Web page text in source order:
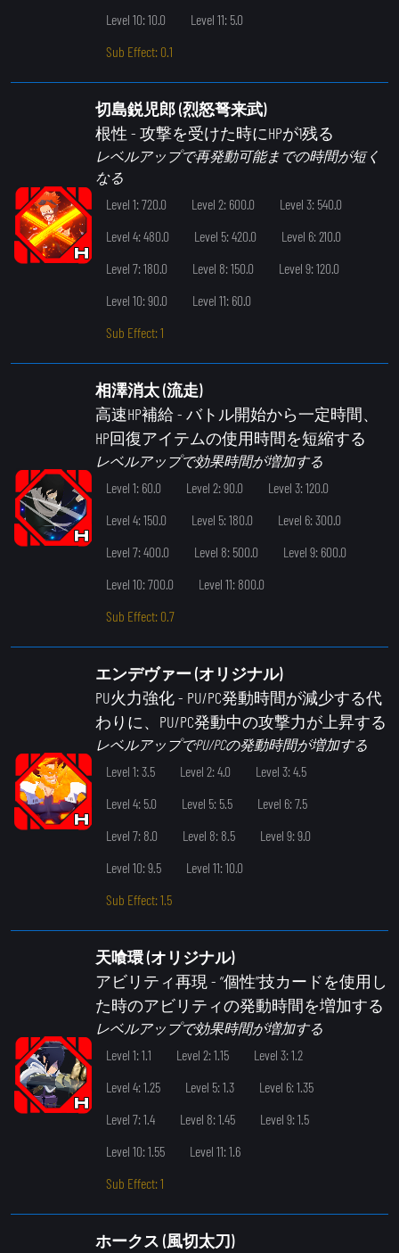
Level 10: 10.0
Level 11: 5.0
Sub Effect: 0.1
切島鋭児郎 (烈怒弩来武)
根性 - 攻撃を受けた時にHPが1残る
レベルアップで再発動可能までの時間が短く
なる
Level 1: 720.0
Level 2: 600.0
Level 3: 540.0
Level 4: 480.0
Level 5: 420.0
Level 6: 210.0
Level 7: 180.0
Level 8: 150.0
Level 9: 120.0
Level 10: 90.0
Level 11: 60.0
Sub Effect: 1
相澤消太 (流走)
高速HP補給 - バトル開始から一定時間、
HP回復アイテムの使用時間を短縮する
レベルアップで効果時間が増加する
Level 1: 60.0
Level 2: 90.0
Level 3: 120.0
Level 4: 150.0
Level 5: 180.0
Level 6: 300.0
Level 7: 400.0
Level 8: 500.0
Level 9: 600.0
Level 10: 700.0
Level 11: 800.0
Sub Effect: 0.7
エンデヴァー (オリジナル)
PU火力強化- PU/PC発動時間が減少する代
わりに、PU/PC発動中の攻撃力が上昇する
レベルアップでPU/PCの発動時間が増加する
Level 1: 3.5
Level 2: 4.0
Level 3: 4.5
Level 4: 5.0
Level 5: 5.5
Level 6: 7.5
Level 7: 8.0
Level 8: 8.5
Level 9: 9.0
Level 10: 9.5
Level 11: 10.0
Sub Effect: 1.5
天喰環 (オリジナル)
アビリティ再現 - “個性”技カードを使用し
た時のアビリティの発動時間を増加する
レベルアップで効果時間が増加する
Level 1: 1.1
Level 2: 1.15
Level 3: 1.2
Level 4: 1.25
Level 5: 1.3
Level 6: 1.35
Level 7: 1.4
Level 8: 1.45
Level 9: 1.5
Level 10: 1.55
Level 11: 1.6
Sub Effect: 1
ホークス (風切太刀)